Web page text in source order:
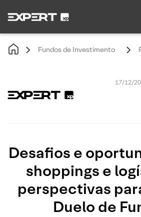
Fundos de Investimento
17/12/
Desafios e
shoppings e
perspectivas
Duelo de